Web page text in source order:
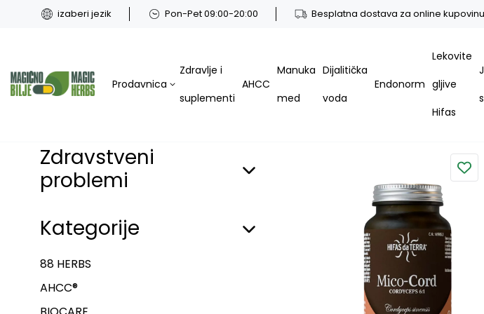
izaberi jezik Pon-Pet 09:00-20:00 Besplatna dostava za online kupovinu
Prodavnica
Zdravlje i
suplementi
AHCC
Manuka
med
Dijalitička
voda
Endonorm
Lekovite
gljive
Hifas
Zdravstveni
problemi
Kategorije
88 HERBS
AHCC®